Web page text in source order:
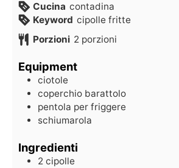
Cucina contadina
Keyword cipolle fritte
Porzioni 2 porzioni
Equipment
ciotole
coperchio barattolo
pentola per friggere
schiumarola
Ingredienti
2 cipolle